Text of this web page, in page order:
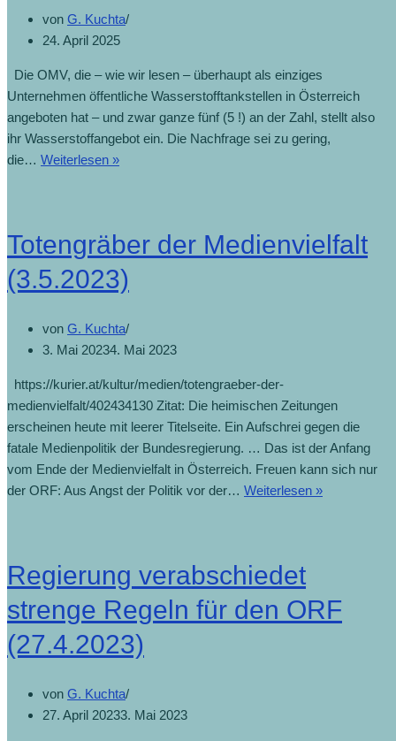
von G. Kuchta
24. April 2025
Die OMV, die – wie wir lesen – überhaupt als einziges
Unternehmen öffentliche Wasserstofftankstellen in Österreich
angeboten hat – und zwar ganze fünf (5 !) an der Zahl, stellt also
ihr Wasserstoffangebot ein. Die Nachfrage sei zu gering,
die… Weiterlesen »
Totengräber der Medienvielfalt
(3.5.2023)
von G. Kuchta
3. Mai 20234. Mai 2023
https://kurier.at/kultur/medien/totengraeber-der-
medienvielfalt/402434130 Zitat: Die heimischen Zeitungen
erscheinen heute mit leerer Titelseite. Ein Aufschrei gegen die
fatale Medienpolitik der Bundesregierung. … Das ist der Anfang
vom Ende der Medienvielfalt in Österreich. Freuen kann sich nur
der ORF: Aus Angst der Politik vor der… Weiterlesen »
Regierung verabschiedet
strenge Regeln für den ORF
(27.4.2023)
von G. Kuchta
27. April 20233. Mai 2023